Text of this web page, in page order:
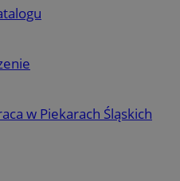
w Piekarach Śląskich